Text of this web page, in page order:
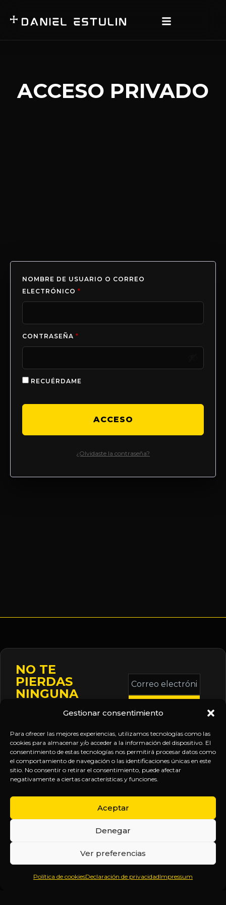
Gestionar consentimiento
Para ofrecer las mejores experiencias, utilizamos tecnologías como las
cookies para almacenar y/o acceder a la información del dispositivo. El
consentimiento de estas tecnologías nos permitirá procesar datos como
el comportamiento de navegación o las identificaciones únicas en este
sitio. No consentir o retirar el consentimiento, puede afectar
negativamente a ciertas características y funciones.
Aceptar
Denegar
Ver preferencias
Política de cookiesDeclaración de privacidadImpressum
ACCESO PRIVADO
NOMBRE DE USUARIO O CORREO
ELECTRÓNICO *
CONTRASEÑA *
RECUÉRDAME
ACCESO
¿Olvidaste la contraseña?
NO TE
PIERDAS
NINGUNA
Mantente informado
sobre la agenda de
eventos, nuevas
publicaciones y
actualizaciones de tu
suscripción.
Correo
electrónico
*
Inicio
Sobre
Política
de
SÍGUENOS